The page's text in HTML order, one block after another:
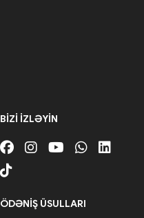
BIZI IZLƏYIN
ÖDƏNIŞ ÜSULLARI